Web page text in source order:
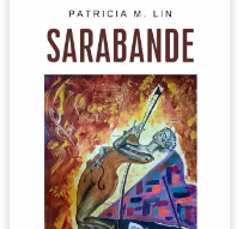
Aux chants crépitants de l’été,
Sous le silence ouaté de la
neige en hiver, Au cours de
nuits pâles, Dans la clarté
bienveillante de la lune, Rêves,
pensées, révoltes et espoirs…
Des mots s’assemblent, colorés,
rebelles aux règles de la
poésie, mais chantant en
rythme. Ils forment une
sarabande, passionnée souvent,